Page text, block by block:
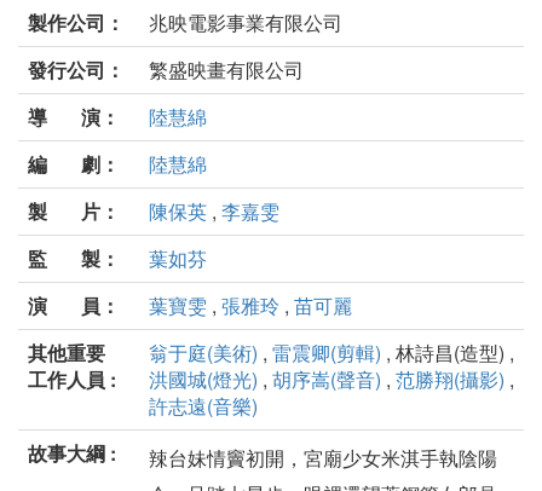
製作公司：
兆映電影事業有限公司
發行公司：
繁盛映畫有限公司
導 演：
陸慧綿
編 劇：
陸慧綿
製 片：
陳保英 , 李嘉雯
監 製：
葉如芬
演 員：
葉寶雯 , 張雅玲 , 苗可麗
其他重要
工作人員 :
翁于庭(美術) , 雷震卿(剪輯) , 林詩昌(造型) ,
洪國城(燈光) , 胡序嵩(聲音) , 范勝翔(攝影) ,
許志遠(音樂)
故事大綱 :
辣台妹情竇初開，宮廟少女米淇手執陰陽